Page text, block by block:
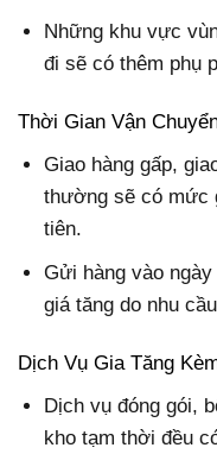
Những khu vực
đi sẽ có thêm phụ
Thời Gian Vận
Giao hàng gấp,
thường sẽ có mức
tiên.
Gửi hàng vào
giá tăng do nhu
Dịch Vụ Gia Tăng
Dịch vụ đóng gói,
kho tạm thời đều